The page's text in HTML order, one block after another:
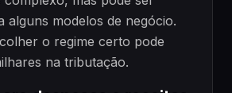
alguns modelos de negócio.
o regime certo pode
na tributação.